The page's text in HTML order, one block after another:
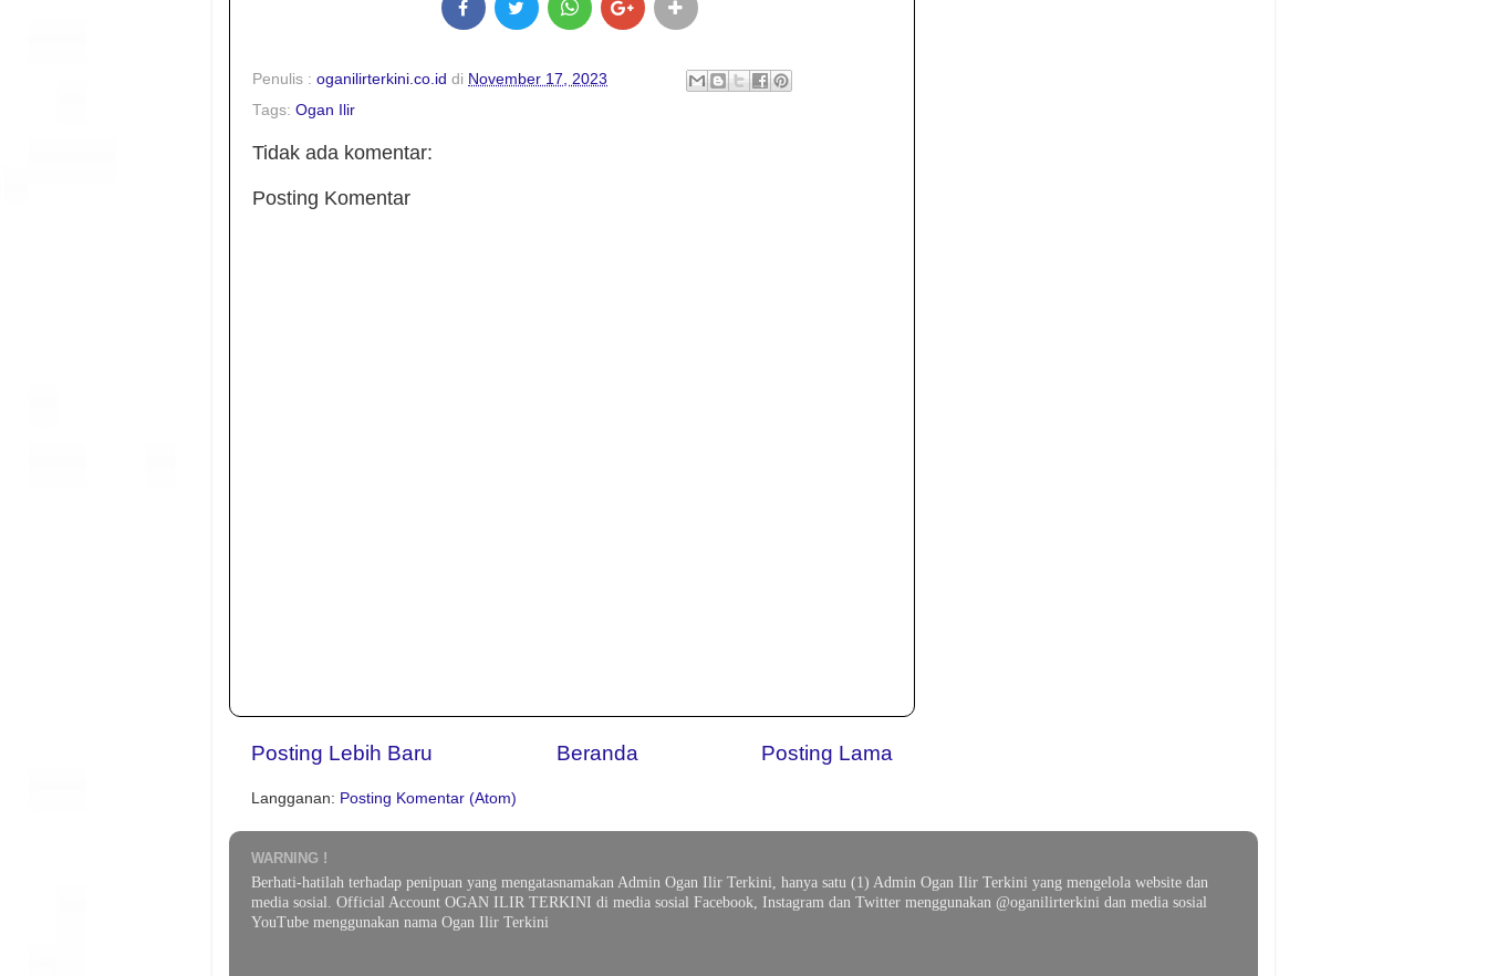
Penulis : oganilirterkini.co.id di November 17, 2023
Tags: Ogan Ilir
Tidak ada komentar:
Posting Komentar
Posting Lebih Baru Posting Lama
Beranda
Langganan: Posting Komentar (Atom)
WARNING !
Berhati-hatilah terhadap penipuan yang mengatasnamakan Admin Ogan Ilir Terkini, hanya satu (1) Admin Ogan Ilir Terkini yang mengelola website dan
media sosial. Official Account OGAN ILIR TERKINI di media sosial Facebook, Instagram dan Twitter menggunakan @oganilirterkini dan media sosial
YouTube menggunakan nama Ogan Ilir Terkini